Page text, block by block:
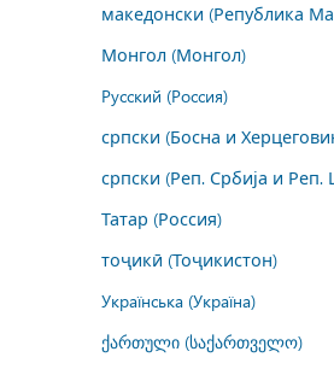
македонски (Република
Монгол (Монгол)
Русский (Россия)
српски (Босна и
српски (Реп. Србија и Реп.
Татар (Россия)
тоҷикӣ (Тоҷикистон)
Українська (Україна)
ქართული (საქართველო)